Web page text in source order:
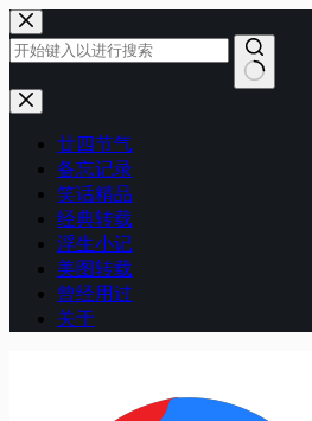
跳
至
内
容
无
廿四节气
备忘记录
笑话精品
经典转载
浮生小记
美图转载
曾经用过
关于